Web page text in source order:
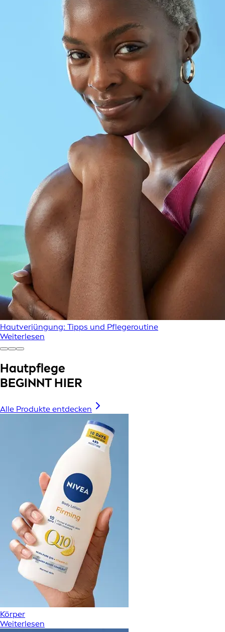
Hautverjüngung: Tipps und Pflegeroutine
Weiterlesen
Hautpflege
BEGINNT HIER
Alle Produkte entdecken
Körper
Weiterlesen